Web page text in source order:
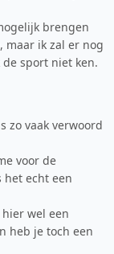
brengen
maar ik zal er nog
sport niet ken.
zo vaak verwoord
voor de
het echt een
wel een
heb je toch een